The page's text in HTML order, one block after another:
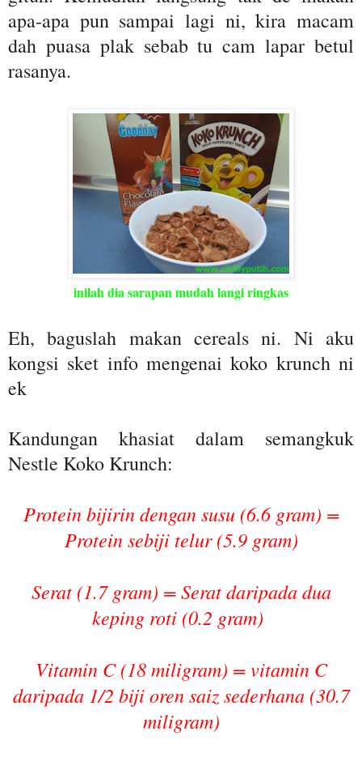
apa-apa pun sampai lagi ni, kira macam
dah puasa plak sebab tu cam lapar betul
rasanya.
inilah dia sarapan mudah langi ringkas
Eh, baguslah makan cereals ni. Ni aku
kongsi sket info mengenai koko krunch ni
ek
Kandungan khasiat dalam semangkuk
Nestle Koko Krunch:
Protein bijirin dengan susu (6.6 gram) =
Protein sebiji telur (5.9 gram)
Serat (1.7 gram) = Serat daripada dua
keping roti (0.2 gram)
Vitamin C (18 miligram) = vitamin C
daripada 1/2 biji oren saiz sederhana (30.7
miligram)